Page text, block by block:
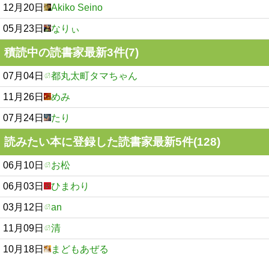
12月20日 Akiko Seino
05月23日 なりぃ
積読中の読書家最新3件(7)
07月04日 都丸太町タマちゃん
11月26日 めみ
07月24日 たり
読みたい本に登録した読書家最新5件(128)
06月10日 お松
06月03日 ひまわり
03月12日 an
11月09日 清
10月18日 まどもあぜる